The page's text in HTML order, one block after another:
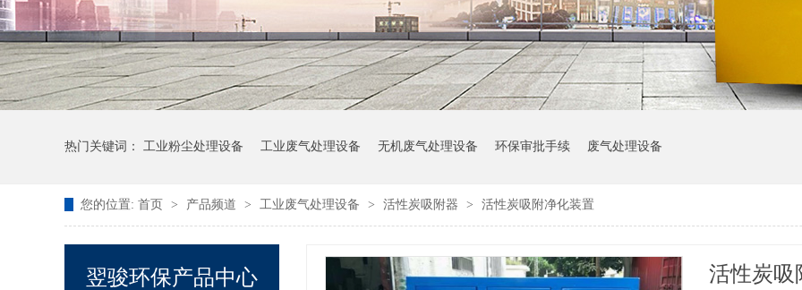
热门关键词： 工业粉尘处理设备 工业废气处理设备 无机废气处理设备 环保审批手续 废气处理设备
您的位置: 首页 > 产品频道 > 工业废气处理设备 > 活性炭吸附器 > 活性炭吸附净化装置
翌骏环保产品中心 活性炭吸